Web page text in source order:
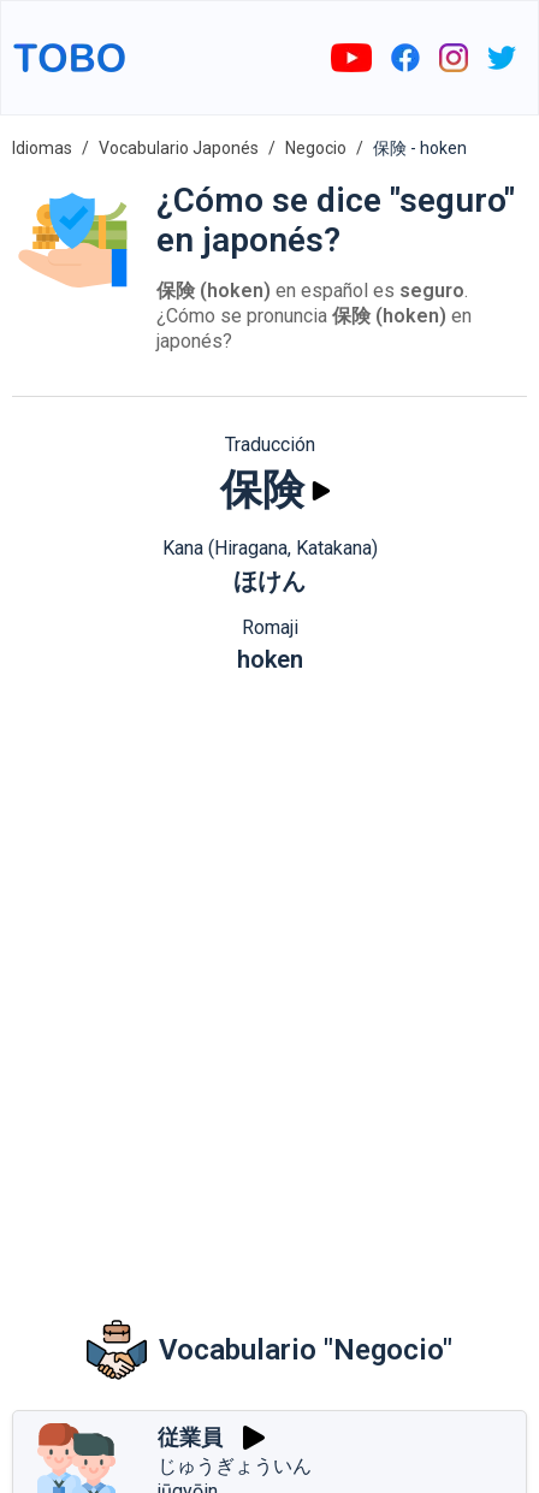
Idiomas Vocabulario Japonés Negocio 保険 - hoken
¿Cómo se dice "seguro"
en japonés?
保険 (hoken) en español es seguro.
¿Cómo se pronuncia 保険 (hoken) en
japonés?
Traducción
保険
Kana (Hiragana, Katakana)
ほけん
Romaji
hoken
Vocabulario "Negocio"
従業員
じゅうぎょういん